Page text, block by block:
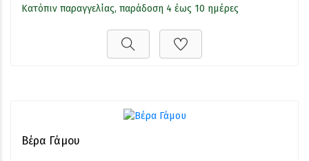
Κατόπιν παραγγελίας, παράδοση 4 έως 10 ημέρες
Βέρα Γάμου